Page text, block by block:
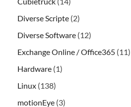
Diverse Scripte (2)
Diverse Software (12)
Exchange Online / Office365 (11)
Hardware (1)
Linux (138)
motionEye (3)